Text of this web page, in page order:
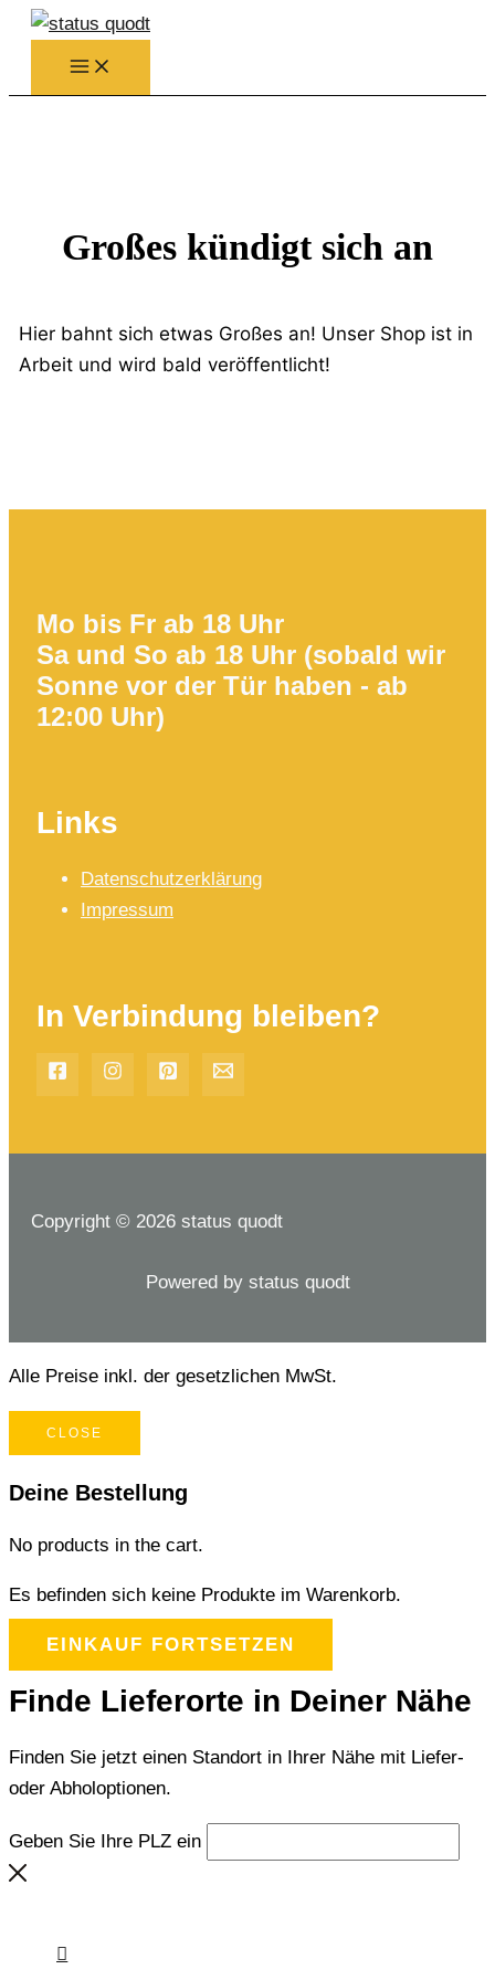
Zum
Inhalt
springen
Großes kündigt sich an
Hier bahnt sich etwas Großes an! Unser Shop ist in
Arbeit und wird bald veröffentlicht!
Mo bis Fr ab 18 Uhr
Sa und So ab 18 Uhr (sobald wir
Sonne vor der Tür haben - ab
12:00 Uhr)
Links
Datenschutzerklärung
Impressum
In Verbindung bleiben?
Copyright © 2026 status quodt
Powered by status quodt
Alle Preise inkl. der gesetzlichen MwSt.
CLOSE
Deine Bestellung
No products in the cart.
Es befinden sich keine Produkte im Warenkorb.
EINKAUF FORTSETZEN
Finde Lieferorte in Deiner Nähe
Finden Sie jetzt einen Standort in Ihrer Nähe mit Liefer-
oder Abholoptionen.
Geben Sie Ihre PLZ ein